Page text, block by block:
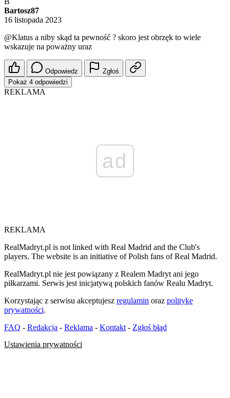
Bartosz87
16 listopada 2023
@Klatus a niby skąd ta pewność ? skoro jest obrzęk to wiele
wskazuje na poważny uraz
Odpowiedz
Zgłoś
Pokaż 4 odpowiedzi
REKLAMA
ad
REKLAMA
RealMadryt.pl is not linked with Real Madrid and the Club's
players. The website is an initiative of Polish fans of Real Madrid.
RealMadryt.pl nie jest powiązany z Realem Madryt ani jego
piłkarzami. Serwis jest inicjatywą polskich fanów Realu Madryt.
Korzystając z serwisu akceptujesz regulamin oraz politykę
prywatności.
FAQ - Redakcja - Reklama - Kontakt - Zgłoś błąd
Ustawienia prywatności